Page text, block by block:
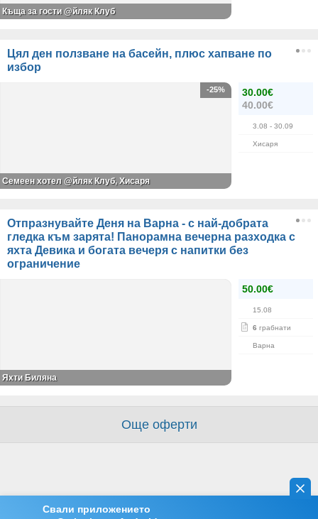
Свали приложението
Къща за гости @йляк Клуб
Цял ден ползване на басейн, плюс хапване по
избор
30.00€
40.00€
3.08 - 30.09
Хисаря
-25%
Семеен хотел @йляк Клуб, Хисаря
Отпразнувайте Деня на Варна - с най-добрата
гледка към зарята! Панорамна вечерна разходка с
яхта Девика и богата вечеря с напитки без
ограничение
50.00€
15.08
6 грабнати
Варна
Яхти Биляна
Още оферти